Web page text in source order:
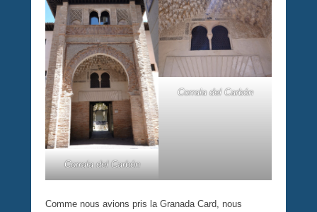
Corrala del Carbón
Corrala del Carbón
Comme nous avions pris la Granada Card, nous